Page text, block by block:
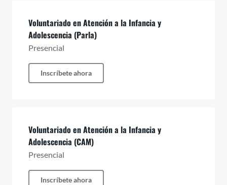
Voluntariado en Atención a la Infancia y
Adolescencia (Parla)
Presencial
Inscríbete ahora
Voluntariado en Atención a la Infancia y
Adolescencia (CAM)
Presencial
Inscríbete ahora